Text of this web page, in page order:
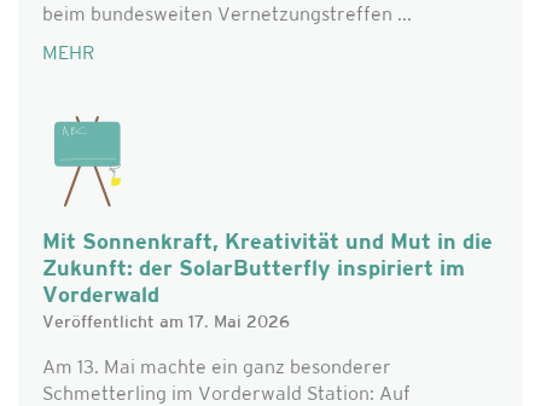
beim bundesweiten Vernetzungstreffen ...
MEHR
Mit Sonnenkraft, Kreativität und Mut in die
Zukunft: der SolarButterfly inspiriert im
Vorderwald
Veröffentlicht am 17. Mai 2026
Am 13. Mai machte ein ganz besonderer
Schmetterling im Vorderwald Station: Auf